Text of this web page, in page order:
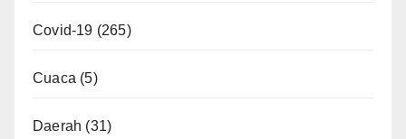
Covid-19 (265)
Cuaca (5)
Daerah (31)